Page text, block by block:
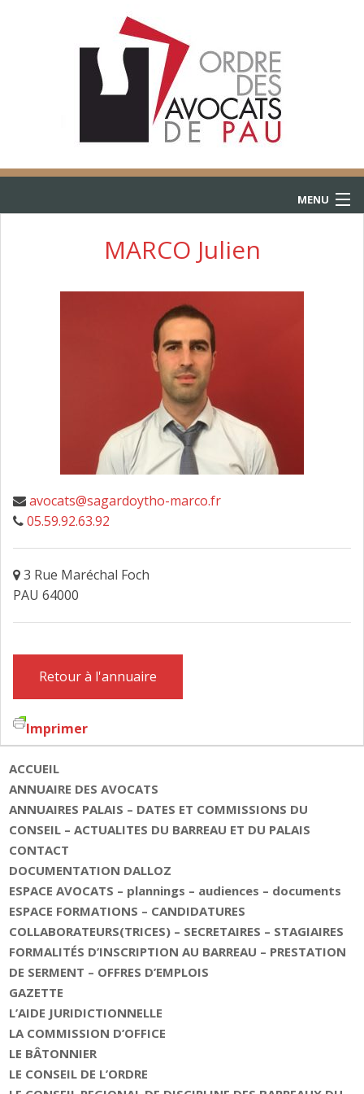
MENU
MARCO Julien
avocats@sagardoytho-marco.fr
05.59.92.63.92
3 Rue Maréchal Foch
PAU 64000
Retour à l'annuaire
Imprimer
ACCUEIL
ANNUAIRE DES AVOCATS
ANNUAIRES PALAIS – DATES ET COMMISSIONS DU
CONSEIL – ACTUALITES DU BARREAU ET DU PALAIS
CONTACT
DOCUMENTATION DALLOZ
ESPACE AVOCATS – plannings – audiences – documents
ESPACE FORMATIONS – CANDIDATURES
COLLABORATEURS(TRICES) – SECRETAIRES – STAGIAIRES
FORMALITÉS D’INSCRIPTION AU BARREAU – PRESTATION
DE SERMENT – OFFRES D’EMPLOIS
GAZETTE
L’AIDE JURIDICTIONNELLE
LA COMMISSION D’OFFICE
LE BÂTONNIER
LE CONSEIL DE L’ORDRE